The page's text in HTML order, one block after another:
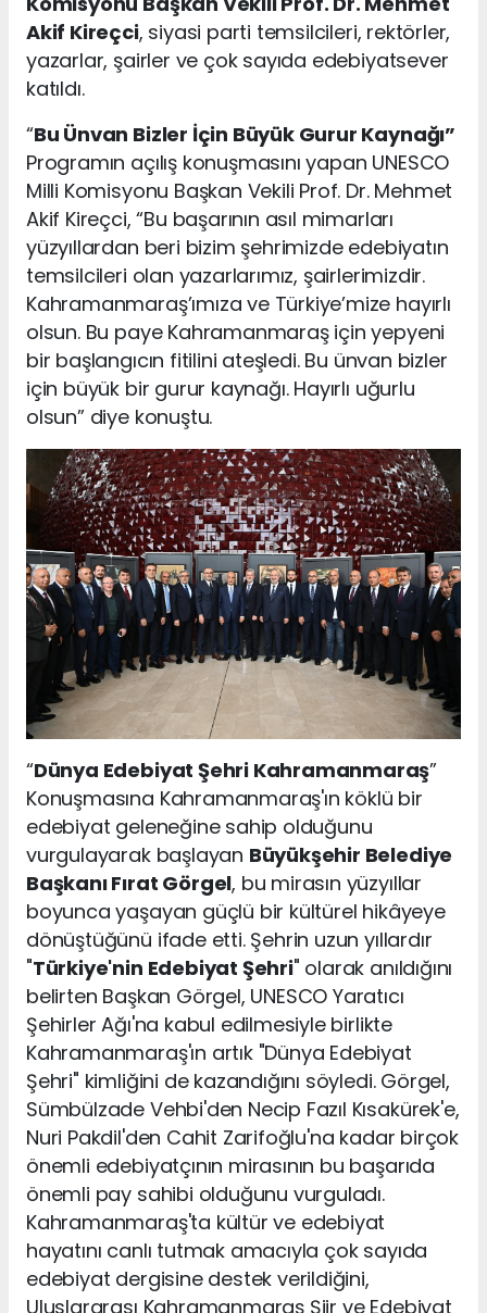
Akif Kireçci, siyasi parti temsilcileri, rektörler,
yazarlar, şairler ve çok sayıda edebiyatsever
katıldı.
“Bu Ünvan Bizler İçin Büyük Gurur Kaynağı”
Programın açılış konuşmasını yapan UNESCO
Milli Komisyonu Başkan Vekili Prof. Dr. Mehmet
Akif Kireçci, “Bu başarının asıl mimarları
yüzyıllardan beri bizim şehrimizde edebiyatın
temsilcileri olan yazarlarımız, şairlerimizdir.
Kahramanmaraş’ımıza ve Türkiye’mize hayırlı
olsun. Bu paye Kahramanmaraş için yepyeni
bir başlangıcın fitilini ateşledi. Bu ünvan bizler
için büyük bir gurur kaynağı. Hayırlı uğurlu
olsun” diye konuştu.
“Dünya Edebiyat Şehri Kahramanmaraş”
Konuşmasına Kahramanmaraş'ın köklü bir
edebiyat geleneğine sahip olduğunu
vurgulayarak başlayan Büyükşehir Belediye
Başkanı Fırat Görgel, bu mirasın yüzyıllar
boyunca yaşayan güçlü bir kültürel hikâyeye
dönüştüğünü ifade etti. Şehrin uzun yıllardır
"Türkiye'nin Edebiyat Şehri" olarak anıldığını
belirten Başkan Görgel, UNESCO Yaratıcı
Şehirler Ağı'na kabul edilmesiyle birlikte
Kahramanmaraş'ın artık "Dünya Edebiyat
Şehri" kimliğini de kazandığını söyledi. Görgel,
Sümbülzade Vehbi'den Necip Fazıl Kısakürek'e,
Nuri Pakdil'den Cahit Zarifoğlu'na kadar birçok
önemli edebiyatçının mirasının bu başarıda
önemli pay sahibi olduğunu vurguladı.
Kahramanmaraş'ta kültür ve edebiyat
hayatını canlı tutmak amacıyla çok sayıda
edebiyat dergisine destek verildiğini,
Uluslararası Kahramanmaraş Şiir ve Edebiyat